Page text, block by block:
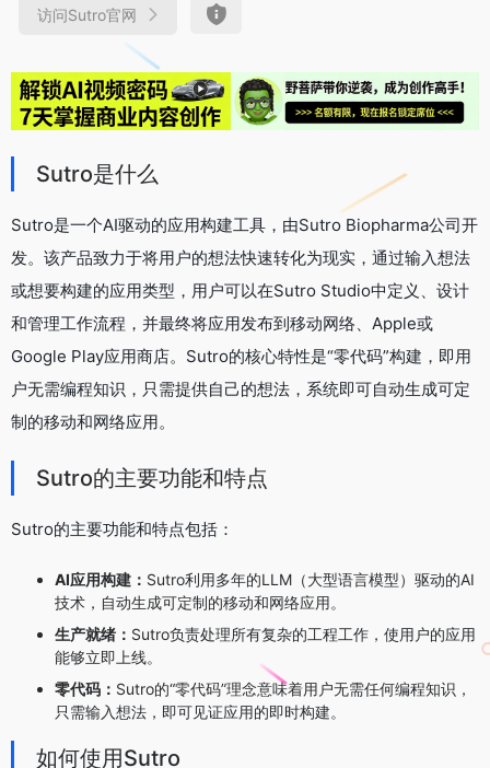
访问Sutro官网
Sutro是什么
Sutro是一个AI驱动的应用构建工具，由Sutro Biopharma公司开
发。该产品致力于将用户的想法快速转化为现实，通过输入想法
或想要构建的应用类型，用户可以在Sutro Studio中定义、设计
和管理工作流程，并最终将应用发布到移动网络、Apple或
Google Play应用商店。Sutro的核心特性是“零代码”构建，即用
户无需编程知识，只需提供自己的想法，系统即可自动生成可定
制的移动和网络应用。
Sutro的主要功能和特点
Sutro的主要功能和特点包括：
AI应用构建： Sutro利用多年的LLM（大型语言模型）驱动的AI
技术，自动生成可定制的移动和网络应用。
生产就绪： Sutro负责处理所有复杂的工程工作，使用户的应用
能够立即上线。
零代码： Sutro的“零代码”理念意味着用户无需任何编程知识，
只需输入想法，即可见证应用的即时构建。
如何使用Sutro